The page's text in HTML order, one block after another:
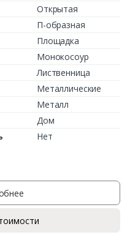
Открытая
П-образная
Площадка
Монокосоур
Лиственница
Металлические
Металл
Дом
Нет